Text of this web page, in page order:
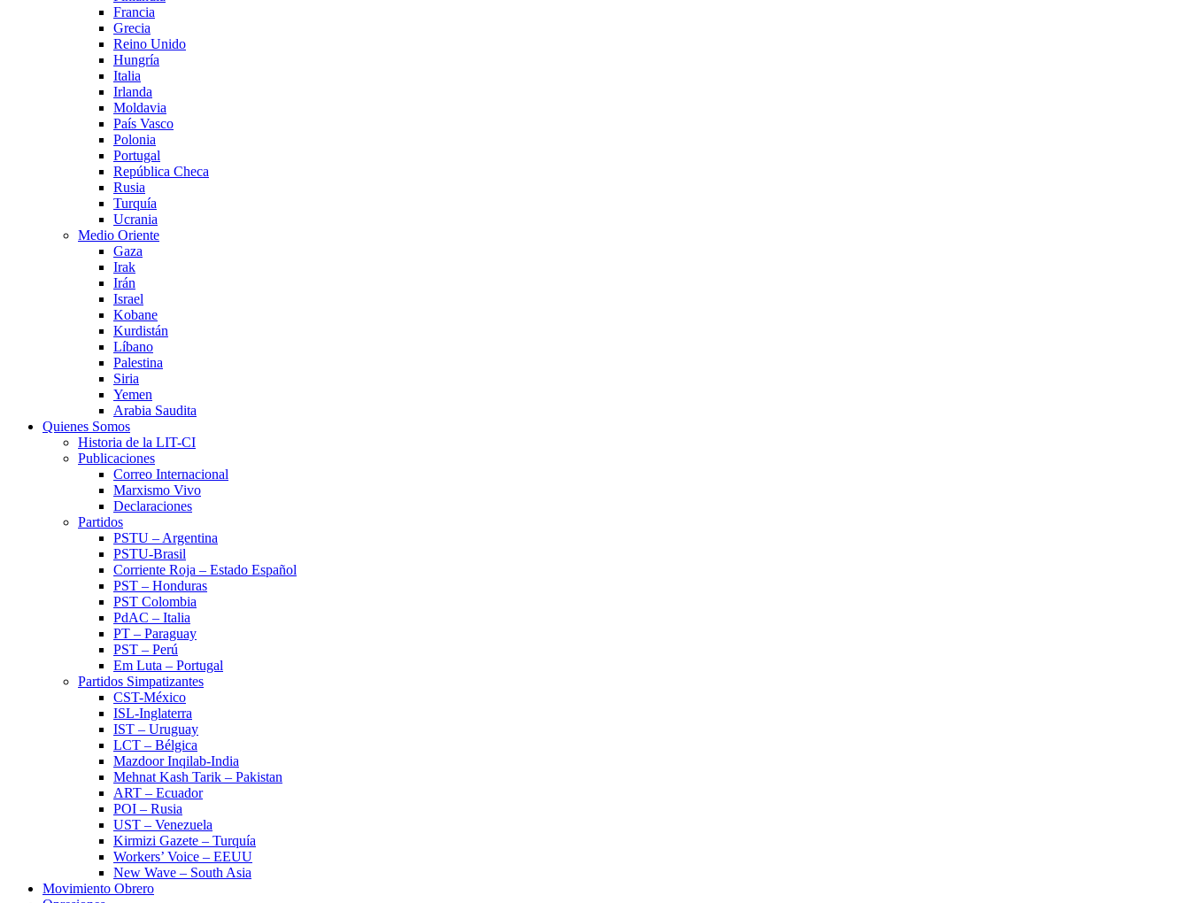
Francia
Grecia
Reino Unido
Hungría
Italia
Irlanda
Moldavia
País Vasco
Polonia
Portugal
República Checa
Rusia
Turquía
Ucrania
Medio Oriente
Gaza
Irak
Irán
Israel
Kobane
Kurdistán
Líbano
Palestina
Siria
Yemen
Arabia Saudita
Quienes Somos
Historia de la LIT-CI
Publicaciones
Correo Internacional
Marxismo Vivo
Declaraciones
Partidos
PSTU – Argentina
PSTU-Brasil
Corriente Roja – Estado Español
PST – Honduras
PST Colombia
PdAC – Italia
PT – Paraguay
PST – Perú
Em Luta – Portugal
Partidos Simpatizantes
CST-México
ISL-Inglaterra
IST – Uruguay
LCT – Bélgica
Mazdoor Inqilab-India
Mehnat Kash Tarik – Pakistan
ART – Ecuador
POI – Rusia
UST – Venezuela
Kirmizi Gazete – Turquía
Workers’ Voice – EEUU
New Wave – South Asia
Movimiento Obrero